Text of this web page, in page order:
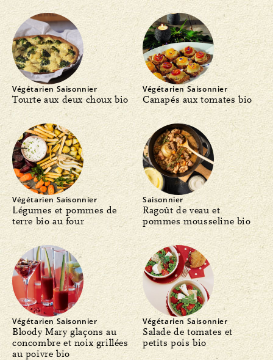
Végétarien Saisonnier
Tourte aux deux choux bio
Végétarien Saisonnier
Canapés aux tomates bio
Végétarien Saisonnier
Légumes et pommes de
terre bio au four
Saisonnier
Ragoût de veau et
pommes mousseline bio
Végétarien Saisonnier
Bloody Mary glaçons au
concombre et noix grillées
au poivre bio
Végétarien Saisonnier
Salade de tomates et
petits pois bio